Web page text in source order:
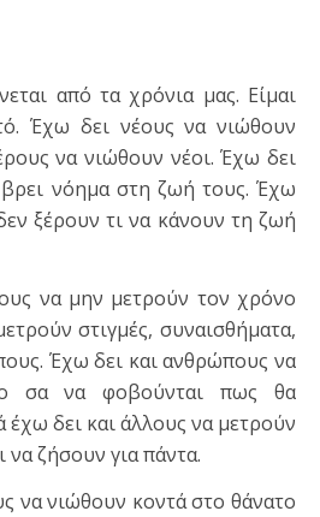
Έχω δει νέους να νιώθουν
να νιώθουν νέοι. Έχω δει
νόημα στη ζωή τους. Έχω
ξέρουν τι να κάνουν τη ζωή
να μην μετρούν τον χρόνο
στιγμές, συναισθήματα,
Έχω δει και ανθρώπους να
σα να φοβούνται πως θα
έχω δει και άλλους να μετρούν
να ζήσουν για πάντα.
να νιώθουν κοντά στο θάνατο